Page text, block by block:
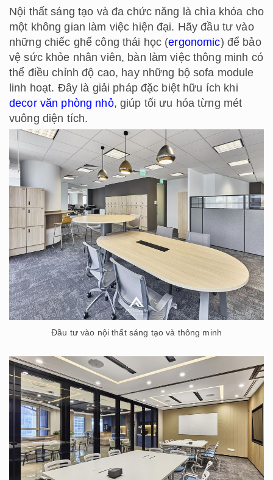
Nội thất sáng tạo và đa chức năng là chìa khóa cho
một không gian làm việc hiện đại. Hãy đầu tư vào
những chiếc ghế công thái học (ergonomic) để bảo
vệ sức khỏe nhân viên, bàn làm việc thông minh có
thể điều chỉnh độ cao, hay những bộ sofa module
linh hoạt. Đây là giải pháp đặc biệt hữu ích khi
decor văn phòng nhỏ, giúp tối ưu hóa từng mét
vuông diện tích.
Đầu tư vào nội thất sáng tạo và thông minh